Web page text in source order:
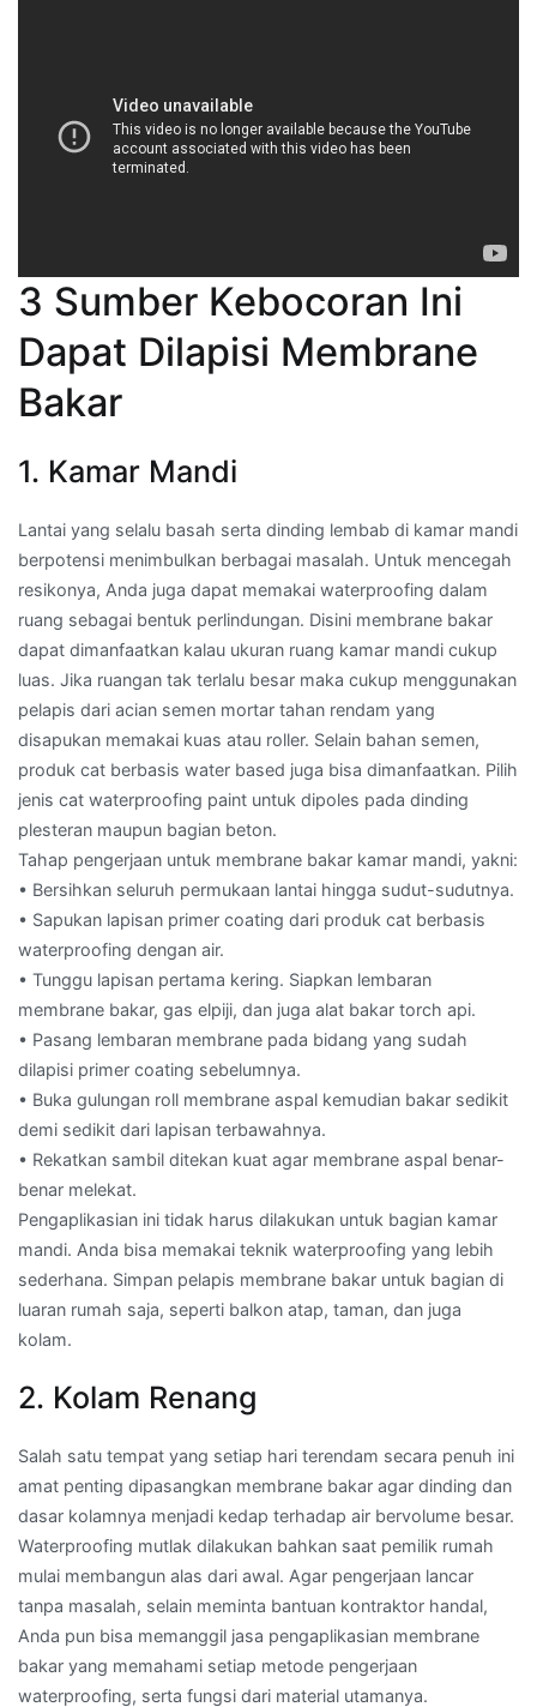
3 Sumber Kebocoran Ini
Dapat Dilapisi Membrane
Bakar
1. Kamar Mandi
Lantai yang selalu basah serta dinding lembab di kamar mandi
berpotensi menimbulkan berbagai masalah. Untuk mencegah
resikonya, Anda juga dapat memakai waterproofing dalam
ruang sebagai bentuk perlindungan. Disini membrane bakar
dapat dimanfaatkan kalau ukuran ruang kamar mandi cukup
luas. Jika ruangan tak terlalu besar maka cukup menggunakan
pelapis dari acian semen mortar tahan rendam yang
disapukan memakai kuas atau roller. Selain bahan semen,
produk cat berbasis water based juga bisa dimanfaatkan. Pilih
jenis cat waterproofing paint untuk dipoles pada dinding
plesteran maupun bagian beton.
Tahap pengerjaan untuk membrane bakar kamar mandi, yakni:
• Bersihkan seluruh permukaan lantai hingga sudut-sudutnya.
• Sapukan lapisan primer coating dari produk cat berbasis
waterproofing dengan air.
• Tunggu lapisan pertama kering. Siapkan lembaran
membrane bakar, gas elpiji, dan juga alat bakar torch api.
• Pasang lembaran membrane pada bidang yang sudah
dilapisi primer coating sebelumnya.
• Buka gulungan roll membrane aspal kemudian bakar sedikit
demi sedikit dari lapisan terbawahnya.
• Rekatkan sambil ditekan kuat agar membrane aspal benar-
benar melekat.
Pengaplikasian ini tidak harus dilakukan untuk bagian kamar
mandi. Anda bisa memakai teknik waterproofing yang lebih
sederhana. Simpan pelapis membrane bakar untuk bagian di
luaran rumah saja, seperti balkon atap, taman, dan juga
kolam.
2. Kolam Renang
Salah satu tempat yang setiap hari terendam secara penuh ini
amat penting dipasangkan membrane bakar agar dinding dan
dasar kolamnya menjadi kedap terhadap air bervolume besar.
Waterproofing mutlak dilakukan bahkan saat pemilik rumah
mulai membangun alas dari awal. Agar pengerjaan lancar
tanpa masalah, selain meminta bantuan kontraktor handal,
Anda pun bisa memanggil jasa pengaplikasian membrane
bakar yang memahami setiap metode pengerjaan
waterproofing, serta fungsi dari material utamanya.